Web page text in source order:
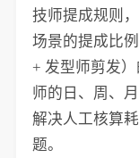
技师提成规则
场景的提成比
+ 发型师剪发
师的日、周、
解决人工核算
题。